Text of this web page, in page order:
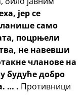
јер се
само
поцрњели
не навевши
чланове на
будуће добро
… . Противници